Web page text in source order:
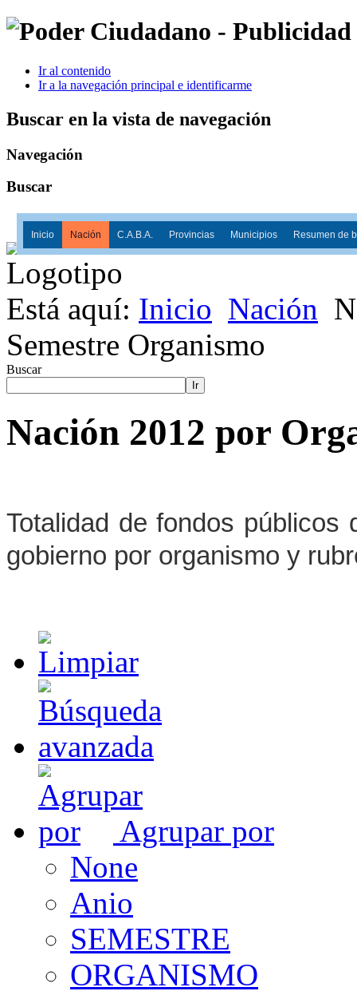
Ir al contenido
Ir a la navegación principal e identificarme
Buscar en la vista de navegación
Navegación
Buscar
Inicio Nación C.A.B.A. Provincias Municipios Resumen de
Está aquí: Inicio Nación
Semestre Organismo
Buscar
Ir
Nación 2012 por
Totalidad de fondos
gobierno por organismo y
Agrupar por
None
Anio
SEMESTRE
ORGANISMO